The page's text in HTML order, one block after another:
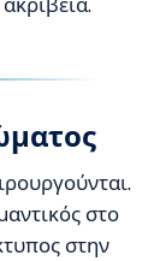
στο
στην